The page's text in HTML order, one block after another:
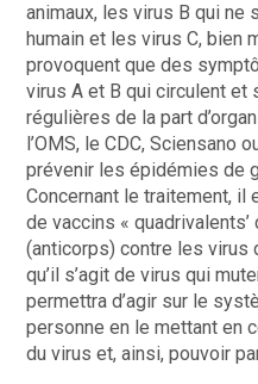
animaux, les virus B qui ne
humain et les virus C, bien
provoquent que des
virus A et B qui circulent et
régulières de la part
l’OMS, le CDC, Sciensano
prévenir les épidémies de
Concernant le traitement, il
de vaccins «
(anticorps) contre les virus
qu’il s’agit de virus qui
permettra d’agir sur le
personne en le mettant en
du virus et, ainsi, pouvoir